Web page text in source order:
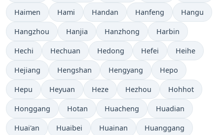
Haimen Hami Handan Hanfeng Hangu
Hangzhou Hanjia Hanzhong Harbin
Hechi Hechuan Hedong Hefei Heihe
Hejiang Hengshan Hengyang Hepo
Hepu Heyuan Heze Hezhou Hohhot
Honggang Hotan Huacheng Huadian
Huai'an Huaibei Huainan Huanggang